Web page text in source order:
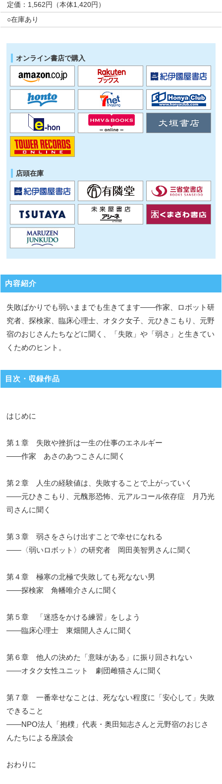
定価：1,562円（本体1,420円）
○在庫あり
オンライン書店で購入
店頭在庫
内容紹介
失敗ばかりでも弱いままでも生きてます――作家、ロボット研
究者、探検家、臨床心理士、オタク女子、元ひきこもり、元野
宿のおじさんたちなどに聞く、「失敗」や「弱さ」と生きてい
くためのヒント。
目次・収録作品
はじめに
第１章 失敗や挫折は一生の仕事のエネルギー
――作家 あさのあつこさんに聞く
第２章 人生の経験値は、失敗することで上がっていく
――元ひきこもり、元醜形恐怖、元アルコール依存症 月乃光
司さんに聞く
第３章 弱さをさらけ出すことで幸せになれる
――〈弱いロボット〉の研究者 岡田美智男さんに聞く
第４章 極寒の北極で失敗しても死なない男
――探検家 角幡唯介さんに聞く
第５章 「迷惑をかける練習」をしよう
――臨床心理士 東畑開人さんに聞く
第６章 他人の決めた「意味がある」に振り回されない
――オタク女性ユニット 劇団雌猫さんに聞く
第７章 一番幸せなことは、死なない程度に「安心して」失敗
できること
――NPO法人「抱樸」代表・奥田知志さんと元野宿のおじさ
んたちによる座談会
おわりに